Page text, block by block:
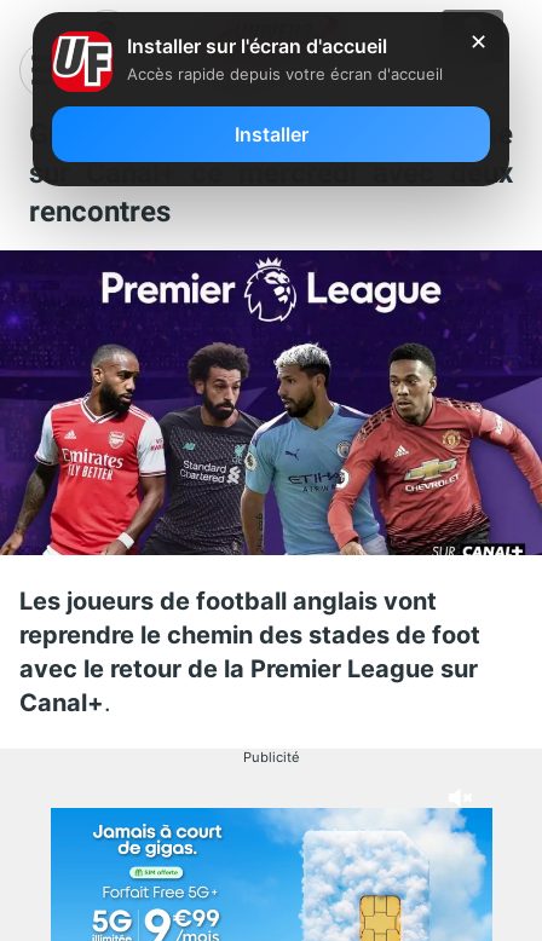
Grand retour de la Premier League
sur Canal+ ce mercredi avec deux
rencontres
Les joueurs de football anglais vont
reprendre le chemin des stades de foot
avec le retour de la Premier League sur
Canal+.
Publicité
✕
Installer sur l'écran d'accueil
Accès rapide depuis votre écran d'accueil
Installer